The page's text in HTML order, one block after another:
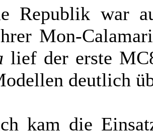
Republik war
Mon-
lief der erste
deutlich
kam die